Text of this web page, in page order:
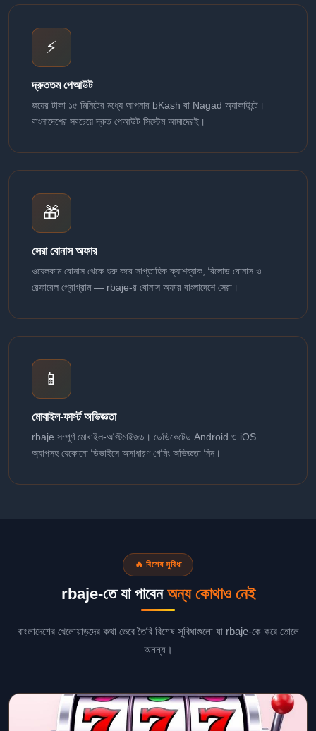
⚡
দ্রুততম পেআউট
জয়ের টাকা ১৫ মিনিটের মধ্যে আপনার bKash বা Nagad অ্যাকাউন্টে।
বাংলাদেশের সবচেয়ে দ্রুত পেআউট সিস্টেম আমাদেরই।
🎁
সেরা বোনাস অফার
ওয়েলকাম বোনাস থেকে শুরু করে সাপ্তাহিক ক্যাশব্যাক, রিলোড বোনাস ও
রেফারেল প্রোগ্রাম — rbaje-র বোনাস অফার বাংলাদেশে সেরা।
📱
মোবাইল-ফার্স্ট অভিজ্ঞতা
rbaje সম্পূর্ণ মোবাইল-অপ্টিমাইজড। ডেডিকেটেড Android ও iOS
অ্যাপসহ যেকোনো ডিভাইসে অসাধারণ গেমিং অভিজ্ঞতা নিন।
🔥 বিশেষ সুবিধা
rbaje-তে যা পাবেন অন্য কোথাও নেই
বাংলাদেশের খেলোয়াড়দের কথা ভেবে তৈরি বিশেষ সুবিধাগুলো যা rbaje-কে করে তোলে
অনন্য।